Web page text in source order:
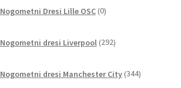
Nogometni Dresi Lille OSC 0izdelkov
Nogometni dresi Liverpool 292izdelkov
Nogometni dresi Manchester City 344izdelkov